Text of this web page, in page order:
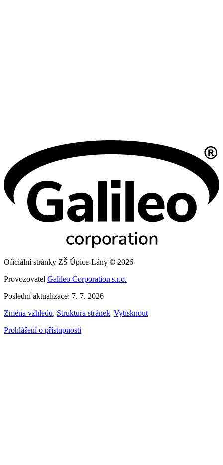
Oficiální stránky ZŠ Úpice-Lány © 2026
Provozovatel Galileo Corporation s.r.o.
Poslední aktualizace: 7. 7. 2026
Změna vzhledu, Struktura stránek, Vytisknout
Prohlášení o přístupnosti